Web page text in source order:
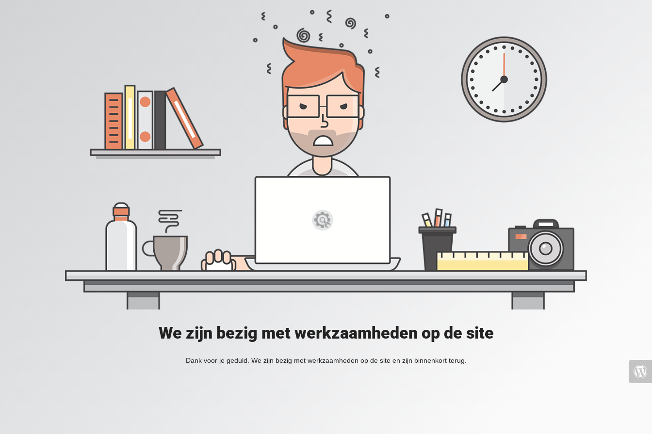
We zijn bezig met werkzaamheden op de site
Dank voor je geduld. We zijn bezig met werkzaamheden op de site en zijn binnenkort terug.